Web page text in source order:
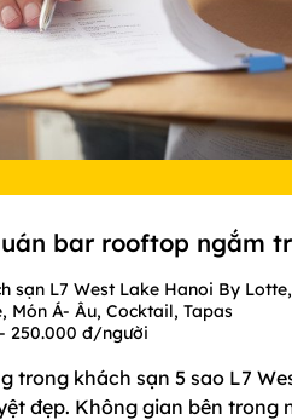
bar rooftop ngắm
sạn L7 West Lake Hanoi By
Món Á- Âu, Cocktail, Tapas
250.000 đ/người
trong khách sạn 5 sao L7
đẹp. Không gian bên trong